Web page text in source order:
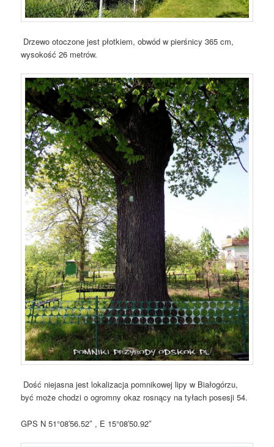
Drzewo otoczone jest płotkiem, obwód w pierśnicy 365 cm,
wysokość 26 metrów.
Dość niejasna jest lokalizacja pomnikowej lipy w Białogórzu,
być może chodzi o ogromny okaz rosnący na tyłach posesji 54.
GPS N 51°08′56.52″ , E 15°08′50.92″